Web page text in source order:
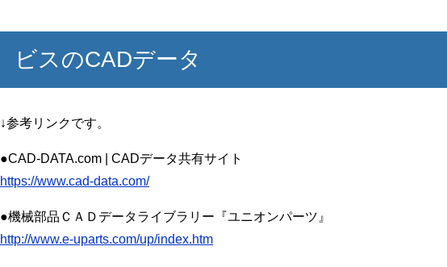
ビスのCADデータ
↓参考リンクです。
●CAD-DATA.com | CADデータ共有サイト
https://www.cad-data.com/
●機械部品ＣＡＤデータライブラリー『ユニオンパーツ』
http://www.e-uparts.com/up/index.htm